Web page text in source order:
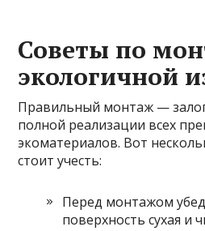
Советы по
экологичной
Правильный монтаж —
полной реализации всех
экоматериалов. Вот
стоит учесть:
Перед монтажом
поверхность сухая и